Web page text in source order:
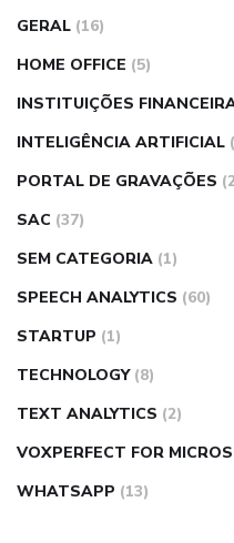
GERAL (16)
HOME OFFICE (5)
INSTITUIÇÕES
INTELIGÊNCIA ARTIFICIAL
PORTAL DE GRAVAÇÕES
SAC (37)
SEM CATEGORIA (1)
SPEECH ANALYTICS (60)
STARTUP (1)
TECHNOLOGY (8)
TEXT ANALYTICS (2)
VOXPERFECT FOR
WHATSAPP (13)